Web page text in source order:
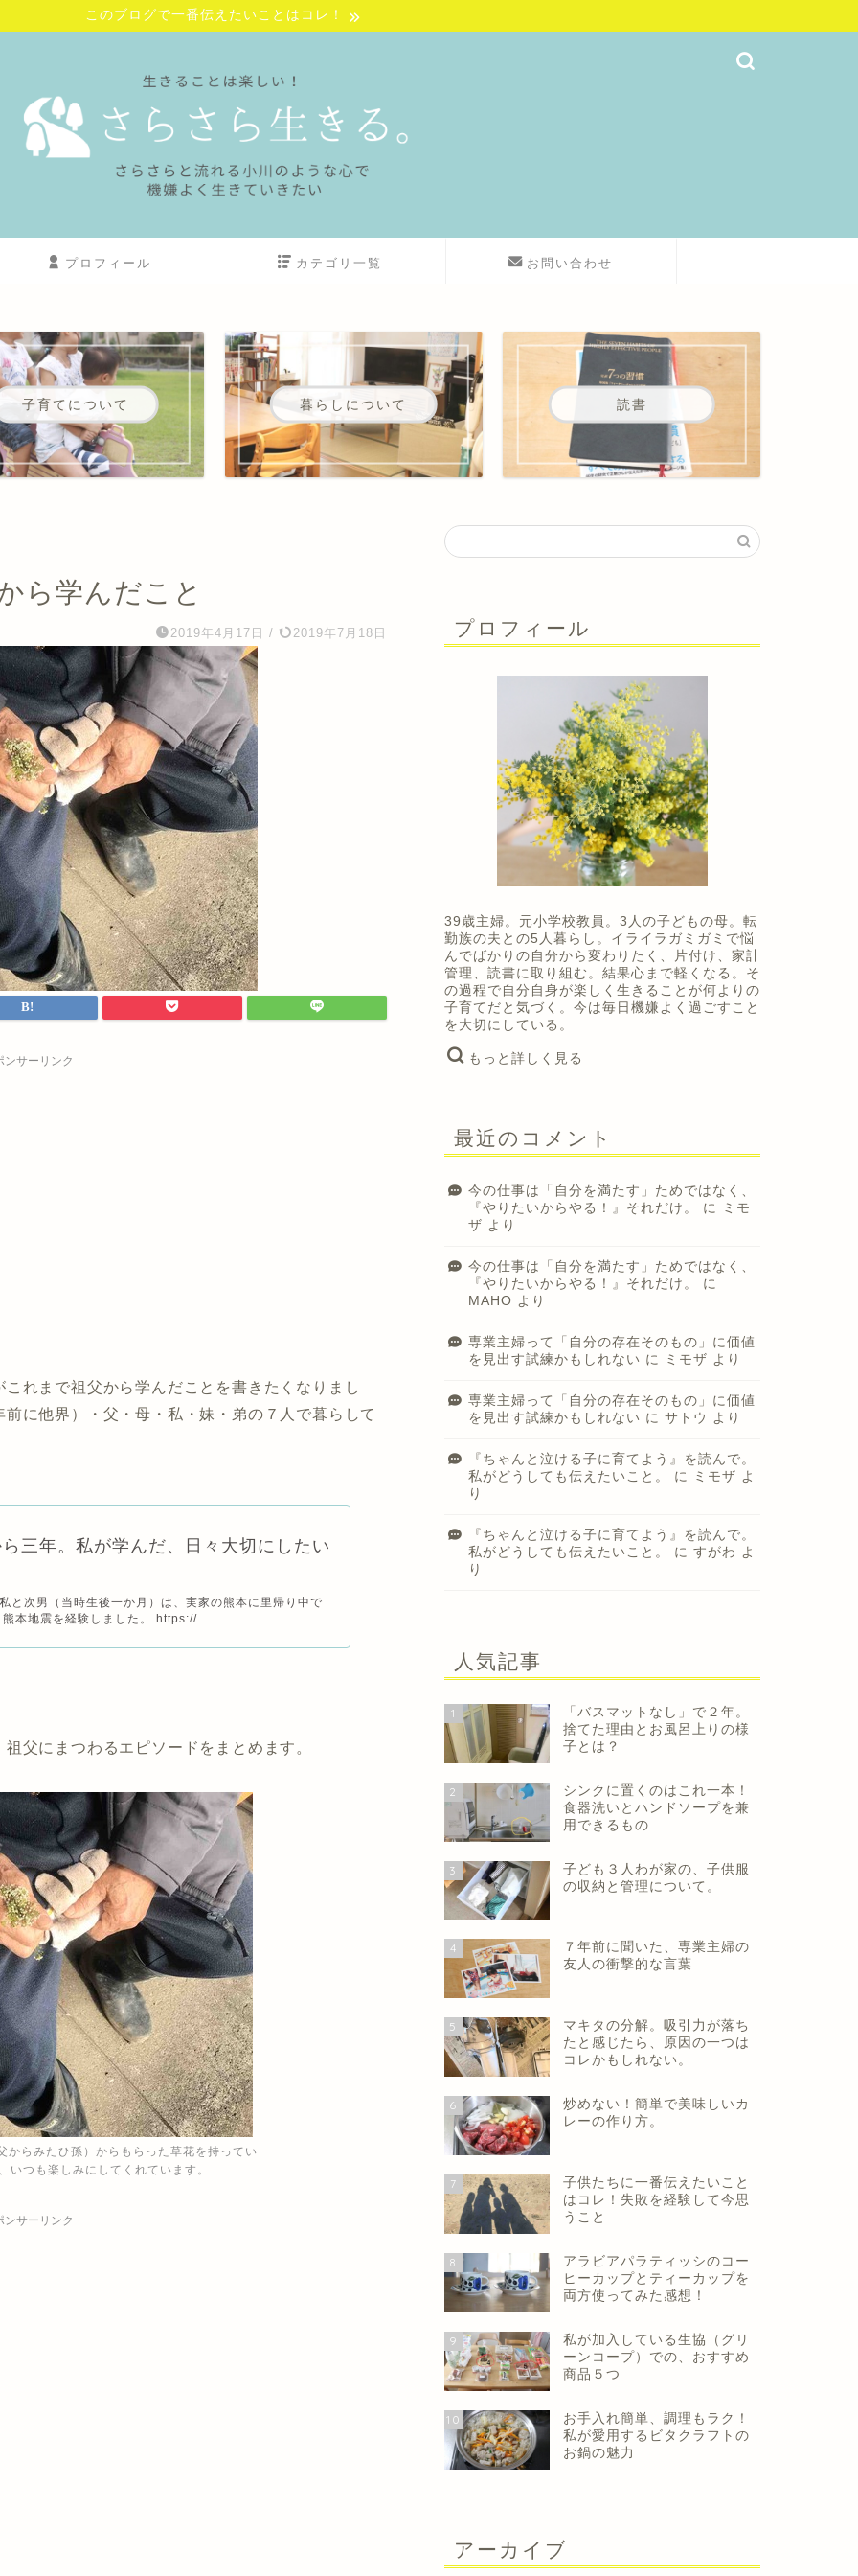
このブログで一番伝えたいことはコレ！
プロフィール カテゴリ一覧 お問い合わせ
子育てについて 暮らしについて 読書
ら学んだこと
2019年4月17日 / 2019年7月18日
ンサーリンク
れまで祖父から学んだことを書きたくなりまし
に他界）・父・母・私・妹・弟の７人で暮らして
三年。私が学んだ、日々大切にしたい
と次男（当時生後一か月）は、実家の熊本に里帰り中で
本地震を経験しました。 https://...
父にまつわるエピソードをまとめます。
からみたひ孫）からもらった草花を持ってい
いつも楽しみにしてくれています。
ンサーリンク
プロフィール
39歳主婦。元小学校教員。3人の子どもの母。転
勤族の夫との5人暮らし。イライラガミガミで悩
んでばかりの自分から変わりたく、片付け、家計
管理、読書に取り組む。結果心まで軽くなる。そ
の過程で自分自身が楽しく生きることが何よりの
子育てだと気づく。今は毎日機嫌よく過ごすこと
を大切にしている。
もっと詳しく見る
最近のコメント
今の仕事は「自分を満たす」ためではなく、
『やりたいからやる！』それだけ。
に
ミモ
ザ より
今の仕事は「自分を満たす」ためではなく、
『やりたいからやる！』それだけ。
に
MAHO より
専業主婦って「自分の存在そのもの」に価値
を見出す試練かもしれない に ミモザ より
専業主婦って「自分の存在そのもの」に価値
を見出す試練かもしれない に サトウ より
『ちゃんと泣ける子に育てよう』を読んで。
私がどうしても伝えたいこと。
に ミモザ よ
り
『ちゃんと泣ける子に育てよう』を読んで。
私がどうしても伝えたいこと。
に すがわ よ
り
人気記事
1
「バスマットなし」で２年。
捨てた理由とお風呂上りの様
子とは？
2
シンクに置くのはこれ一本！
食器洗いとハンドソープを兼
用できるもの
3
子ども３人わが家の、子供服
の収納と管理について。
4
７年前に聞いた、専業主婦の
友人の衝撃的な言葉
5
マキタの分解。吸引力が落ち
たと感じたら、原因の一つは
コレかもしれない。
6
炒めない！簡単で美味しいカ
レーの作り方。
7
子供たちに一番伝えたいこと
はコレ！失敗を経験して今思
うこと
8
アラビアパラティッシのコー
ヒーカップとティーカップを
両方使ってみた感想！
9
私が加入している生協（グリ
ーンコープ）での、おすすめ
商品５つ
10
お手入れ簡単、調理もラク！
私が愛用するビタクラフトの
お鍋の魅力
アーカイブ